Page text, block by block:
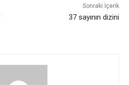
Sonraki İçerik
37 sayının dizini